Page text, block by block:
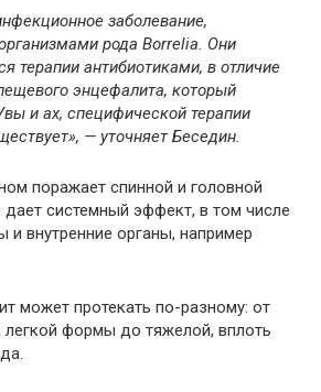
заболевание,
рода Borrelia. Они
терапии антибиотиками, в отличие
энцефалита, который
и ах, специфической терапии
— уточняет Беседин.
поражает спинной и головной
системный эффект, в том числе
и внутренние органы, например
может протекать по-разному: от
формы до тяжелой, вплоть